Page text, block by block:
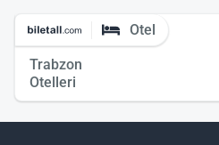
Otel
Trabzon
Otelleri